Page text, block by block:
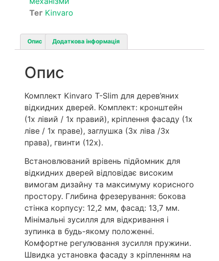
Тег Kinvaro
Опис Додаткова інформація
Опис
Комплект Kinvaro T-Slim для дерев’яних
відкидних дверей. Комплект: кронштейн
(1x лівий / 1x правий), кріплення фасаду (1x
ліве / 1x праве), заглушка (3x ліва /3x
права), гвинти (12x).
Встановлюваний врівень підйомник для
відкидних дверей відповідає високим
вимогам дизайну та максимуму корисного
простору. Глибина фрезерування: бокова
стінка корпусу: 12,2 мм, фасад: 13,7 мм.
Мінімальні зусилля для відкривання і
зупинка в будь-якому положенні.
Комфортне регулювання зусилля пружини.
Швидка установка фасаду з кріпленням на